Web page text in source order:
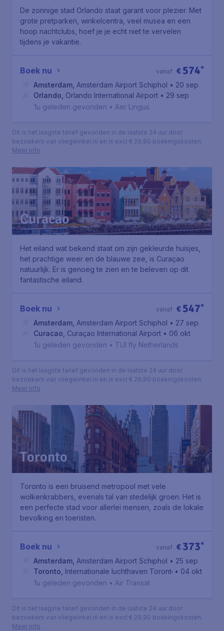
De zonnige stad Orlando staat garant voor plezier. Met
grote pretparken, winkelcentra, veel musea en een
hoop nachtclubs, hoef je je echt niet te vervelen
tijdens je vakantie.
Boek nu € 574*
vanaf
Amsterdam Amsterdam Airport Schiphol • 20 sep
Orlando Orlando International Airport • 29 sep
1u geleden gevonden • Aer Lingus
Dit is het laagste tarief gevonden in de laatste 24 uur door
bezoekers van vliegwinkel.nl en is excl € 29,90 boekingskosten.
Meer info
Curacao
Het eiland wat bekend staat om zijn gekleurde huisjes,
het prachtige weer en de blauwe zee, is Curaçao
natuurlijk. Er is genoeg te zien en te beleven op dit
fantastische eiland.
Boek nu € 547*
vanaf
Amsterdam Amsterdam Airport Schiphol • 27 sep
Curacao Curaçao International Airport • 06 okt
1u geleden gevonden • TUI fly Netherlands
Dit is het laagste tarief gevonden in de laatste 24 uur door
bezoekers van vliegwinkel.nl en is excl € 29,90 boekingskosten.
Meer info
Toronto
Toronto is een bruisend metropool met vele
wolkenkrabbers, evenals tal van stedelijk groen. Het is
een perfecte stad voor allerlei mensen, zoals de lokale
bevolking en toeristen.
Boek nu € 373*
vanaf
Amsterdam Amsterdam Airport Schiphol • 25 sep
Toronto Internationale luchthaven Toronto Pearson
• 04 okt
1u geleden gevonden • Air Transat
Dit is het laagste tarief gevonden in de laatste 24 uur door
bezoekers van vliegwinkel.nl en is excl € 29,90 boekingskosten.
Meer info